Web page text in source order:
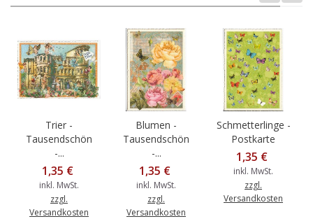
Trier -
Tausendschön
-...
1,35 €
inkl. MwSt.
zzgl.
Versandkosten
Blumen -
Tausendschön
-...
1,35 €
inkl. MwSt.
zzgl.
Versandkosten
Schmetterlinge -
Postkarte
1,35 €
inkl. MwSt.
zzgl.
Versandkosten